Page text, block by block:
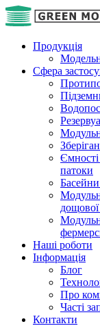
Продукція
Сфера
Ємності
патоки
дощової
Наші роботи
Інформація
Блог
Про
Часті
Контакти